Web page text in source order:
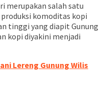
merupakan salah satu
komoditas kopi
tinggi yang diapit Gunung
kopi diyakini menjadi
Lereng Gunung Wilis